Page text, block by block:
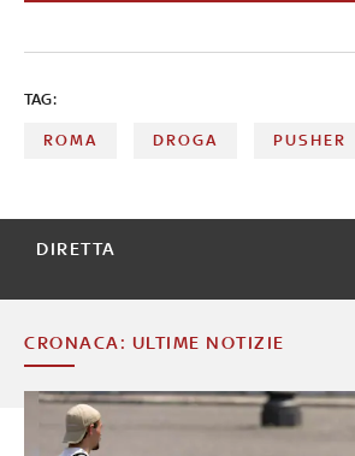
TAG:
ROMA DROGA PUSHER
DIRETTA
CRONACA: ULTIME NOTIZIE